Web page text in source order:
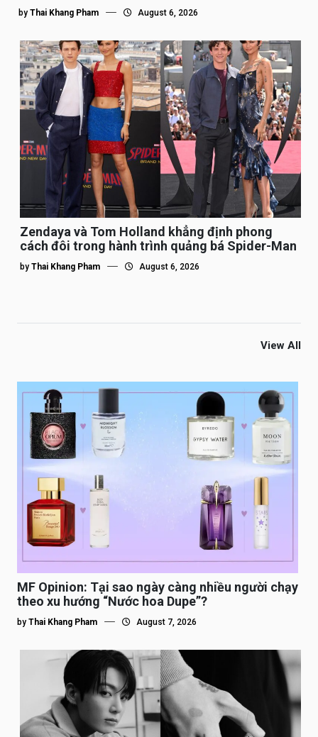
by Thai Khang Pham August 6, 2026
Zendaya và Tom Holland khẳng định phong
cách đôi trong hành trình quảng bá Spider-Man
by Thai Khang Pham August 6, 2026
View All
MF Opinion: Tại sao ngày càng nhiều người chạy
theo xu hướng “Nước hoa Dupe”?
by Thai Khang Pham August 7, 2026